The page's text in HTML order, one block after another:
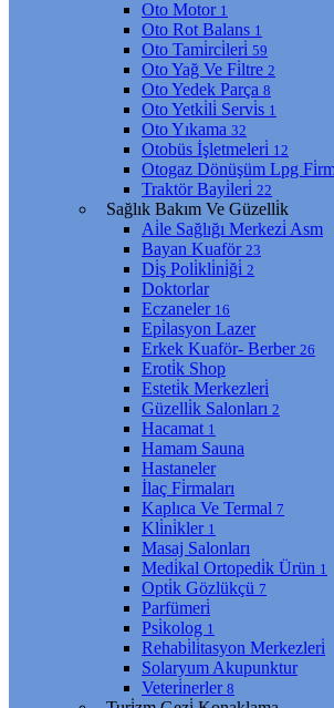
Oto Motor 1
Oto Rot Balans 1
Oto Tami̇rci̇leri̇ 59
Oto Yağ Ve Fi̇ltre 2
Oto Yedek Parça 8
Oto Yetki̇li̇ Servi̇s 1
Oto Yıkama 32
Otobüs İşletmeleri̇ 12
Otogaz Dönüşüm Lpg
Traktör Bayi̇leri̇ 22
Sağlık Bakım Ve Güzelli̇k
Ai̇le Sağlığı Merkezi̇ Asm
Bayan Kuaför 23
Di̇ş Poli̇kli̇ni̇ği̇ 2
Doktorlar
Eczaneler 16
Epi̇lasyon Lazer
Erkek Kuaför- Berber 26
Eroti̇k Shop
Esteti̇k Merkezleri̇
Güzelli̇k Salonları 2
Hacamat 1
Hamam Sauna
Hastaneler
İlaç Fi̇rmaları
Kaplıca Ve Termal 7
Kli̇ni̇kler 1
Masaj Salonları
Medi̇kal Ortopedi̇k Ürün 1
Opti̇k Gözlükçü 7
Parfümeri̇
Psi̇kolog 1
Rehabi̇li̇tasyon Merkezleri̇
Solaryum Akupunktur
Veteri̇nerler 8